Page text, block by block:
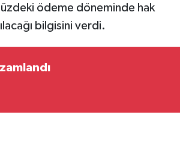
ödeme döneminde hak
bilgisini verdi.